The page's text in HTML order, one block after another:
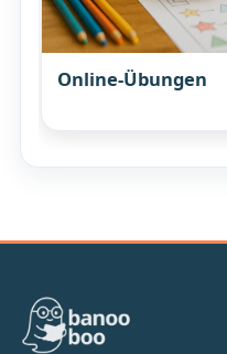
Online-Übungen